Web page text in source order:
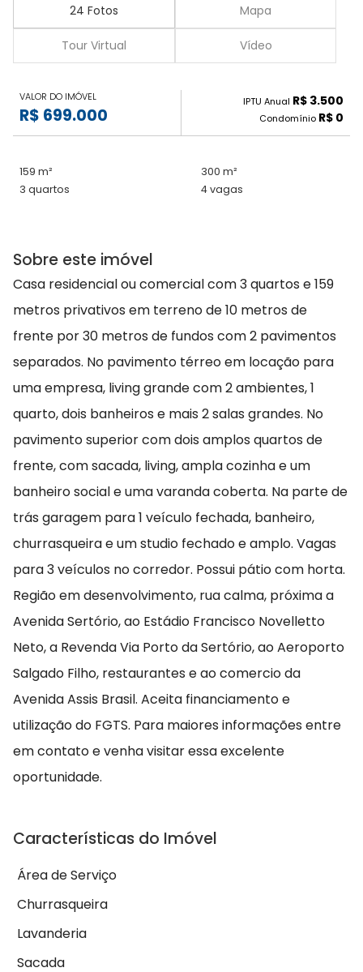
24 Fotos Mapa
Tour Virtual Vídeo
VALOR DO IMÓVEL
R$ 699.000
IPTU Anual R$ 3.500
Condomínio R$ 0
159 m²
300 m²
3 quartos
4 vagas
Sobre este imóvel
Casa residencial ou comercial com 3 quartos e 159
metros privativos em terreno de 10 metros de
frente por 30 metros de fundos com 2 pavimentos
separados. No pavimento térreo em locação para
uma empresa, living grande com 2 ambientes, 1
quarto, dois banheiros e mais 2 salas grandes. No
pavimento superior com dois amplos quartos de
frente, com sacada, living, ampla cozinha e um
banheiro social e uma varanda coberta. Na parte de
trás garagem para 1 veículo fechada, banheiro,
churrasqueira e um studio fechado e amplo. Vagas
para 3 veículos no corredor. Possui pátio com horta.
Região em desenvolvimento, rua calma, próxima a
Avenida Sertório, ao Estádio Francisco Novelletto
Neto, a Revenda Via Porto da Sertório, ao Aeroporto
Salgado Filho, restaurantes e ao comercio da
Avenida Assis Brasil. Aceita financiamento e
utilização do FGTS. Para maiores informações entre
em contato e venha visitar essa excelente
oportunidade.
Características do Imóvel
Área de Serviço
Churrasqueira
Lavanderia
Sacada